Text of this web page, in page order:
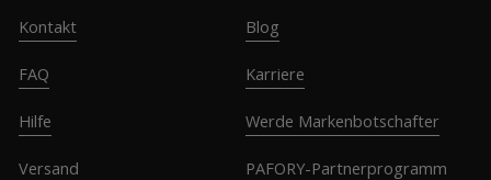
Kontakt
FAQ
Hilfe
Versand
Blog
Karriere
Werde Markenbotschafter
PAFORY-Partnerprogramm